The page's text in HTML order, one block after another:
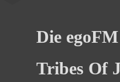
Die
Tribes Of